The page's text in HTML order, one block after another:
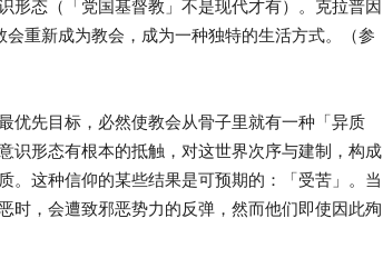
形态（「党国基督教」不是现代才有）。克拉普因
重新成为教会，成为一种独特的生活方式。（参
优先目标，必然使教会从骨子里就有一种「异质
识形态有根本的抵触，对这世界次序与建制，构成
。这种信仰的某些结果是可预期的：「受苦」。当
时，会遭致邪恶势力的反弹，然而他们即使因此殉